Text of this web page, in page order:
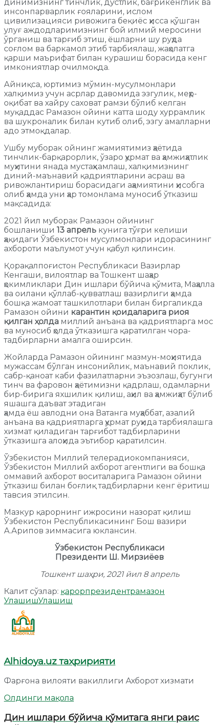
динимизнинг тинчлик, дўстлик, бағрикенглик ва
инсонпарварлик ғояларини, ислом
цивилизацияси ривожига беқиёс ҳисса қўшган
улуғ аждодларимизнинг бой илмий меросини
ўрганиш ва тарғиб этиш, ёшларни шу руҳда
соғлом ва баркамол этиб тарбиялаш, жаҳолатга
қарши маърифат билан курашиш борасида кенг
имкониятлар очилмоқда.
Айниқса, юртимиз мўмин-мусулмонлари
халқимиз учун асрлар давомида эзгулик, меҳр-
оқибат ва хайру саховат рамзи бўлиб келган
муқаддас Рамазон ойини катта шоду хуррамлик
ва шукроналик билан кутиб олиб, эзгу амалларни
адо этмоқдалар.
Ушбу муборак ойнинг жамиятимиз ҳаётида
тинчлик-барқарорлик, ўзаро ҳурмат ва ҳамжиҳатлик
муҳитини янада мустаҳкамлаш, халқимизнинг
диний-маънавий қадриятларини асраш ва
ривожлантириш борасидаги аҳамиятини ҳисобга
олиб ҳамда уни ҳар томонлама муносиб ўтказиш
мақсадида:
2021 йил муборак Рамазон ойининг
бошланиши 13 апрель кунига тўғри келиши
ҳақидаги Ўзбекистон мусулмонлари идорасининг
ахбороти маълумот учун қабул қилинсин.
Қорақалпоғистон Республикаси Вазирлар
Кенгаши, вилоятлар ва Тошкент шаҳар
ҳокимликлари Дин ишлари бўйича қўмита, Маҳалла
ва оилани қўллаб-қувватлаш вазирлиги ҳамда
бошқа жамоат ташкилотлари билан биргаликда
Рамазон ойини карантин қоидаларига риоя
қилган ҳолда миллий анъана ва қадриятларга мос
ва муносиб ҳолда ўтказишга қаратилган чора-
тадбирларни амалга оширсин.
Жойларда Рамазон ойининг мазмун-моҳиятида
мужассам бўлган инсонийлик, маънавий поклик,
сабр-қаноат каби фазилатларни эъзозлаш, бугунги
тинч ва фаровон ҳаётимизни қадрлаш, одамларни
бир-бирига яхшилик қилиш, аҳил ва ҳамжиҳат бўлиб
яшашга даъват этадиган
ҳамда ёш авлодни она Ватанга муҳаббат, азалий
анъана ва қадриятларга ҳурмат руҳида тарбиялашга
хизмат қиладиган тарғибот тадбирларини
ўтказишга алоҳида эътибор қаратилсин.
Ўзбекистон Миллий телерадиокомпанияси,
Ўзбекистон Миллий ахборот агентлиги ва бошқа
оммавий ахборот воситаларига Рамазон ойини
ўтказиш билан боғлиқ тадбирларни кенг ёритиш
тавсия этилсин.
Мазкур қарорнинг ижросини назорат қилиш
Ўзбекистон Республикасининг Бош вазири
А.Арипов зиммасига юклансин.
Ўзбекистон Республикаси
Президенти Ш. Мирзиёев
Тошкент шаҳри, 2021 йил 8 апрель
Калит сўзлар: қарорпрезидентрамазон
УлашишУлашиш
Alhidoya.uz таҳририяти
Фарғона вилояти вакиллиги Ахборот хизмати
Олдинги мақола
Дин ишлари бўйича қўмитага янги раис